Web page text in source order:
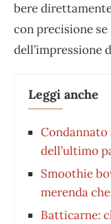
bere
con precisione
dell’impressione
Leggi anche
Condannato
dell’ultimo
Smoothie
merenda
Batticarne: